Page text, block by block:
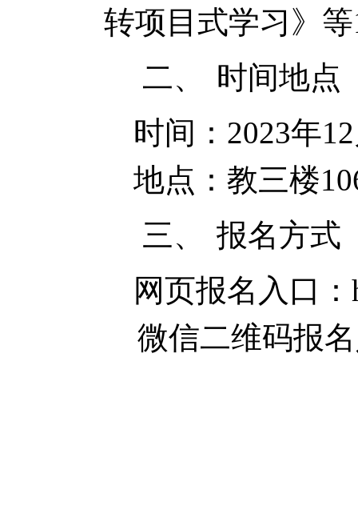
转项目式学习》
二、
时间地点
时间：2023年
地点：教三楼
三、
报名方式
网页报名入口
微信二维码报